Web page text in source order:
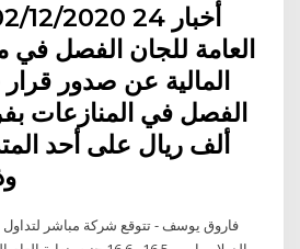
العامة للجان الفصل في
المالية عن صدور
ألف ريال على أحد
فاروق يوسف - تتوقع شركة مباشر لتداول